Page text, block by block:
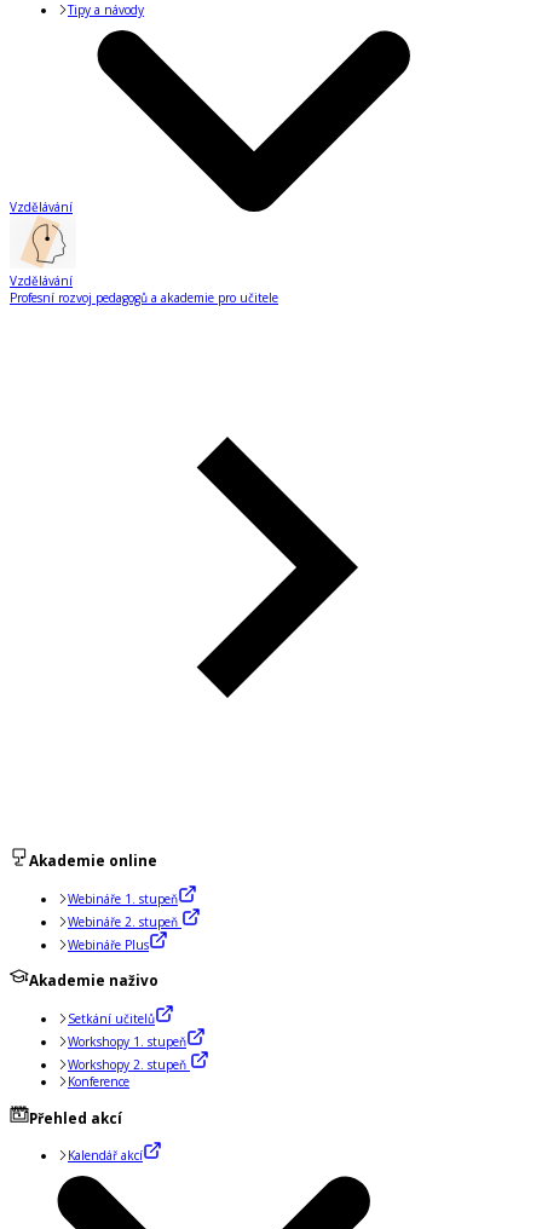
Tipy a návody
Vzdělávání
Vzdělávání
Profesní rozvoj pedagogů a akademie pro učitele
Akademie online
Webináře 1. stupeň
Webináře 2. stupeň
Webináře Plus
Akademie naživo
Setkání učitelů
Workshopy 1. stupeň
Workshopy 2. stupeň
Konference
Přehled akcí
Kalendář akcí